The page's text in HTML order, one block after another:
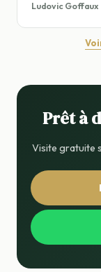
Ludovic Goffaux
Prêt à
Visite gratuite